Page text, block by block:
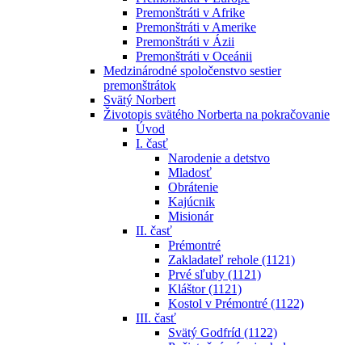
Premonštráti v Afrike
Premonštráti v Amerike
Premonštráti v Ázii
Premonštráti v Oceánii
Medzinárodné spoločenstvo sestier
premonštrátok
Svätý Norbert
Životopis svätého Norberta na pokračovanie
Úvod
I. časť
Narodenie a detstvo
Mladosť
Obrátenie
Kajúcnik
Misionár
II. časť
Prémontré
Zakladateľ rehole (1121)
Prvé sľuby (1121)
Kláštor (1121)
Kostol v Prémontré (1122)
III. časť
Svätý Godfríd (1122)